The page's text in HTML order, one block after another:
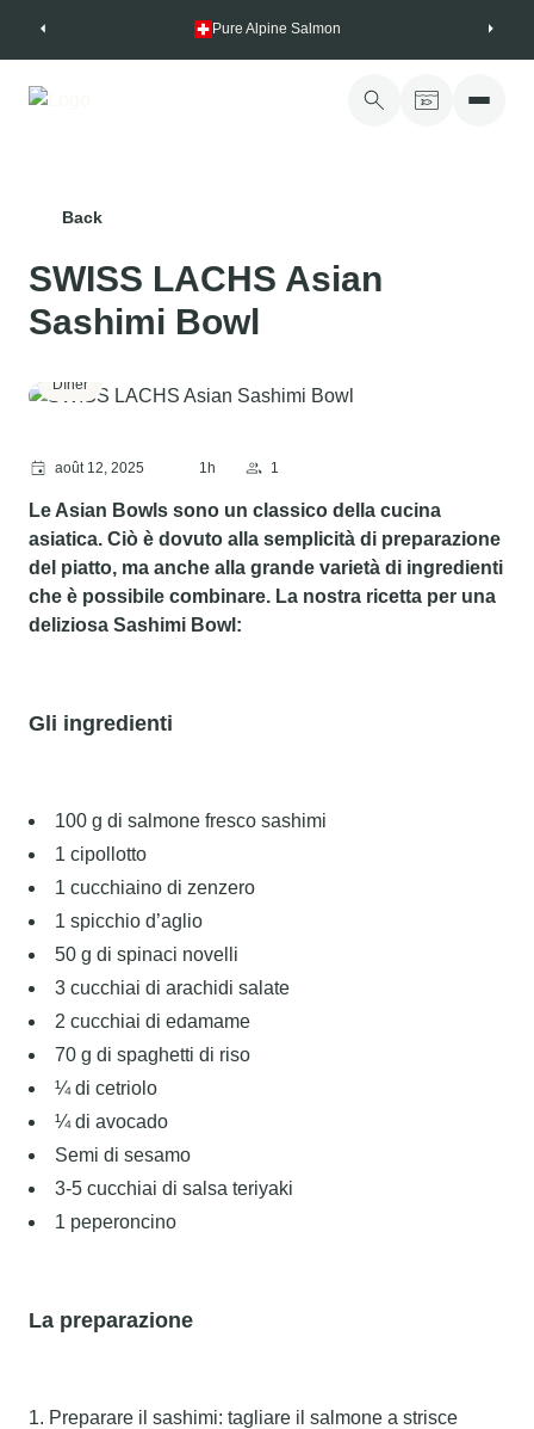
Pure Alpine Salmon
Back
SWISS LACHS Asian
Sashimi Bowl
Dîner
août 12, 2025 1h 1
Le Asian Bowls sono un classico della cucina
asiatica. Ciò è dovuto alla semplicità di preparazione
del piatto, ma anche alla grande varietà di ingredienti
che è possibile combinare. La nostra ricetta per una
deliziosa Sashimi Bowl:
Gli ingredienti
100 g di salmone fresco sashimi
1 cipollotto
1 cucchiaino di zenzero
1 spicchio d’aglio
50 g di spinaci novelli
3 cucchiai di arachidi salate
2 cucchiai di edamame
70 g di spaghetti di riso
¼ di cetriolo
¼ di avocado
Semi di sesamo
3-5 cucchiai di salsa teriyaki
1 peperoncino
La preparazione
Preparare il sashimi: tagliare il salmone a strisce